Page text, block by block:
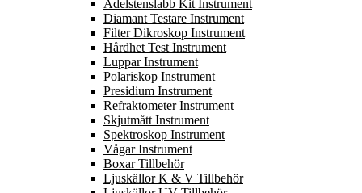
Ådelstenslabb Kit Instrument
Diamant Testare Instrument
Filter Dikroskop Instrument
Hårdhet Test Instrument
Luppar Instrument
Polariskop Instrument
Presidium Instrument
Refraktometer Instrument
Skjutmått Instrument
Spektroskop Instrument
Vågar Instrument
Boxar Tillbehör
Ljuskällor K & V Tillbehör